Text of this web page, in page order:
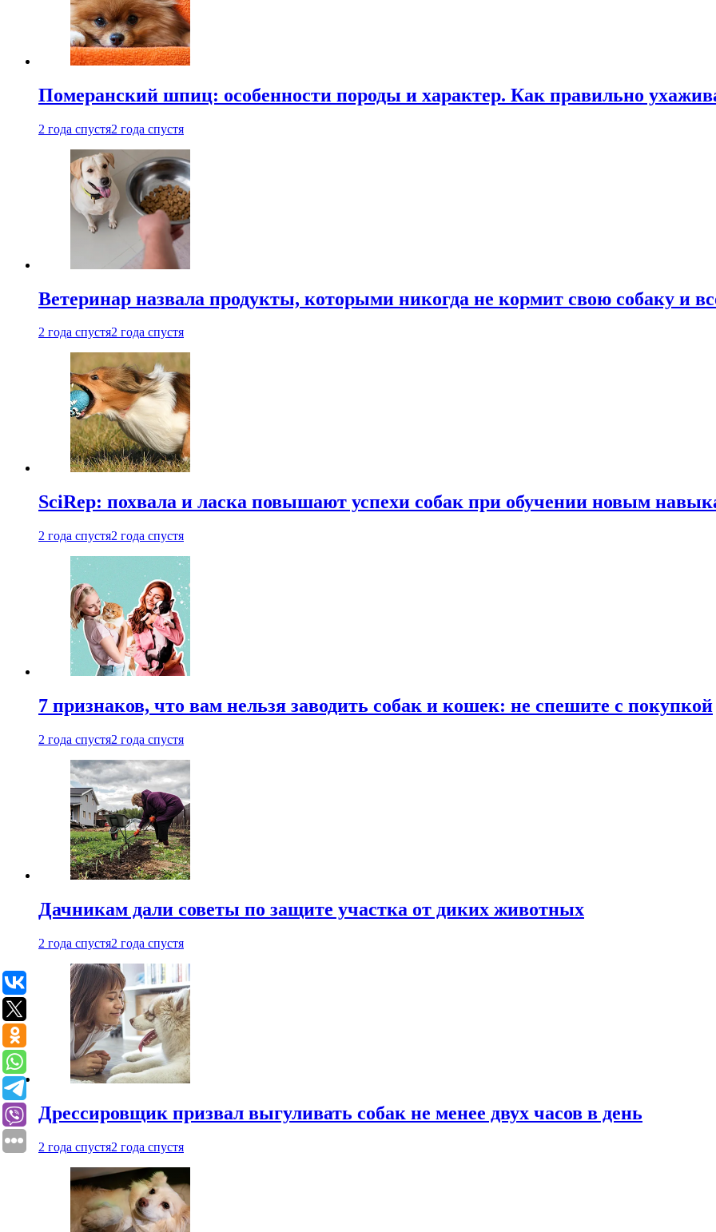
Померанский шпиц: особенности породы и характер. Как правильно
2 года спустя2 года спустя
Ветеринар назвала продукты, которыми никогда не кормит свою собаку и
2 года спустя2 года спустя
SciRep: похвала и ласка повышают успехи собак при обучении новым
2 года спустя2 года спустя
7 признаков, что вам нельзя заводить собак и кошек: не спешите с покупкой
2 года спустя2 года спустя
Дачникам дали советы по защите участка от диких животных
2 года спустя2 года спустя
Дрессировщик призвал выгуливать собак не менее двух часов в день
2 года спустя2 года спустя